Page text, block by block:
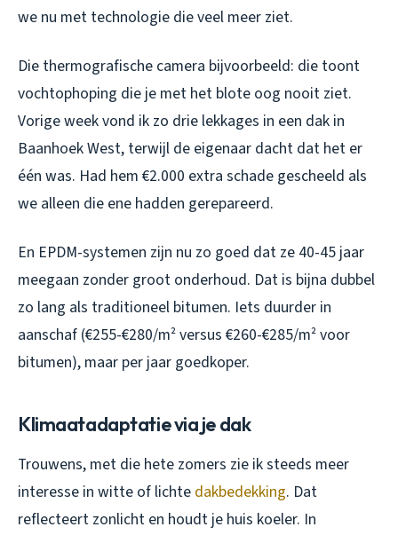
we nu met technologie die veel meer ziet.
Die thermografische camera bijvoorbeeld: die toont
vochtophoping die je met het blote oog nooit ziet.
Vorige week vond ik zo drie lekkages in een dak in
Baanhoek West, terwijl de eigenaar dacht dat het er
één was. Had hem €2.000 extra schade gescheeld als
we alleen die ene hadden gerepareerd.
En EPDM-systemen zijn nu zo goed dat ze 40-45 jaar
meegaan zonder groot onderhoud. Dat is bijna dubbel
zo lang als traditioneel bitumen. Iets duurder in
aanschaf (€255-€280/m² versus €260-€285/m² voor
bitumen), maar per jaar goedkoper.
Klimaatadaptatie via je dak
Trouwens, met die hete zomers zie ik steeds meer
interesse in witte of lichte dakbedekking. Dat
reflecteert zonlicht en houdt je huis koeler. In